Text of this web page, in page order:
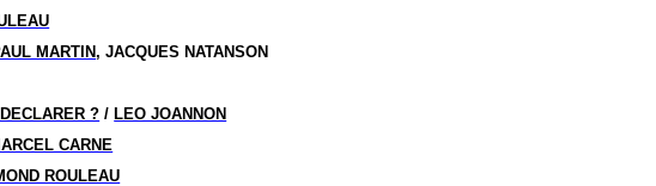
MARTIN, JACQUES NATANSON
? / LEO JOANNON
CARNE
ROULEAU